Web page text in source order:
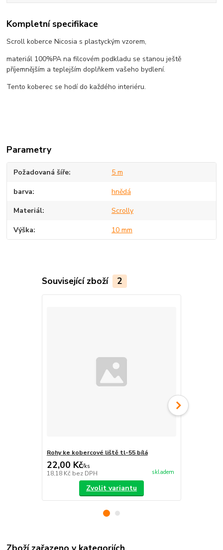
Kompletní specifikace
Scroll koberce Nicosia s plastyckým vzorem,
materiál 100%PA na filcovém podkladu se stanou ještě
příjemnějším a teplejším doplňkem vašeho bydlení.
Tento koberec se hodí do každého interiéru.
Parametry
Požadovaná šíře 5 m
barva hnědá
Materiál Scrolly
Výška 10 mm
Související zboží 2
Rohy ke kobercové liště tl-55 bílá
22,00 Kč/ks
18,18 Kč bez DPH skladem
Zvolit variantu